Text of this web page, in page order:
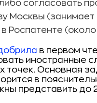
согласовать
Москвы
Роспатенте (около
в первом
иностранные
точек. Основная
в
представить до